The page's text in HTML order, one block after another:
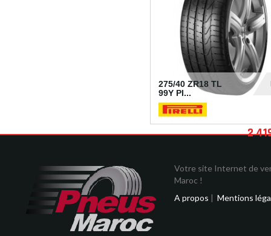
275/40 ZR18 TL
99Y PI...
2
Votre site Internet de
Maroc !
A propos | Mentions